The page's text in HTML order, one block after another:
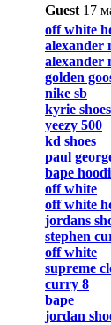
Guest 17
off white
alexander
alexander
golden
nike sb
kyrie shoes
yeezy 500
kd shoes
paul
bape
off white
off white
jordans
stephen
off white
supreme
curry 8
bape
jordan